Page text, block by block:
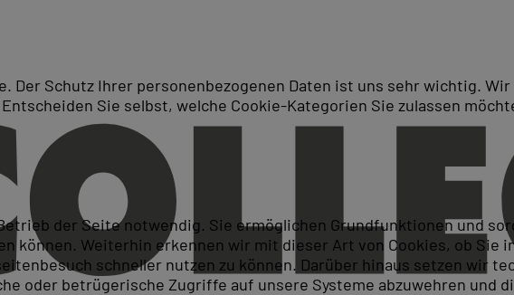
Der Schutz Ihrer personenbezogenen Daten ist uns sehr wichtig.
Sie selbst, welche Cookie-Kategorien Sie zulassen
der Seite notwendig. Sie ermöglichen Grundfunktionen und
können. Weiterhin erkennen wir mit dieser Art von Cookies, ob Sie
schneller nutzen zu können. Darüber hinaus setzen wir
oder betrügerische Zugriffe auf unsere Systeme abzuwehren und